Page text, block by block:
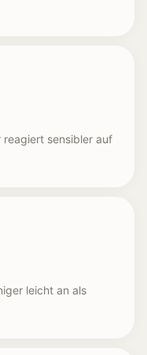
sensibler auf
leicht an als